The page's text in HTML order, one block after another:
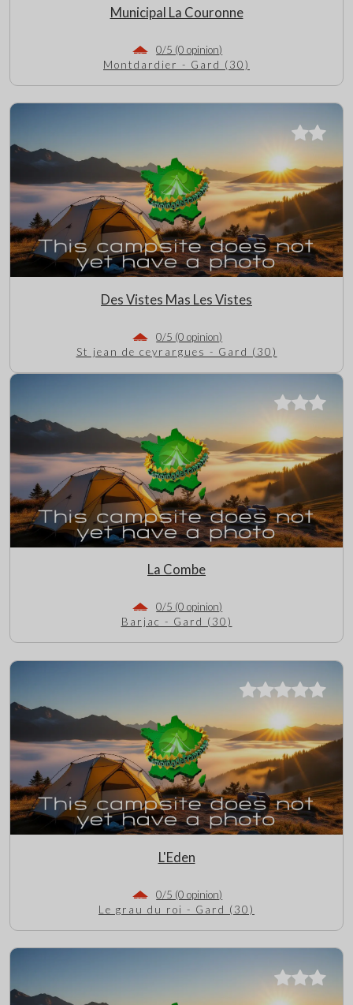
Municipal La Couronne
0/5 (0 opinion)
Montdardier - Gard (30)
Des Vistes Mas Les Vistes
0/5 (0 opinion)
St jean de ceyrargues - Gard (30)
La Combe
0/5 (0 opinion)
Barjac - Gard (30)
L'Eden
0/5 (0 opinion)
Le grau du roi - Gard (30)